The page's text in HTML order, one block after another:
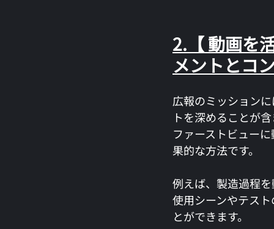
2.【 動画を
メントとコ
広報のミッション
トを深めることが
ファーストビュー
果的な方法です。
例えば、製造過程
使用シーンやテス
とができます。